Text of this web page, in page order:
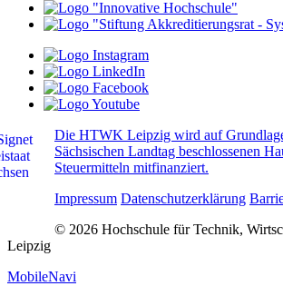
Die HTWK Leipzig wird auf
Sächsischen Landtag beschlossenen
Steuermitteln mitfinanziert.
Impressum Datenschutzerklärung
© 2026 Hochschule für Technik,
Leipzig
MobileNavi